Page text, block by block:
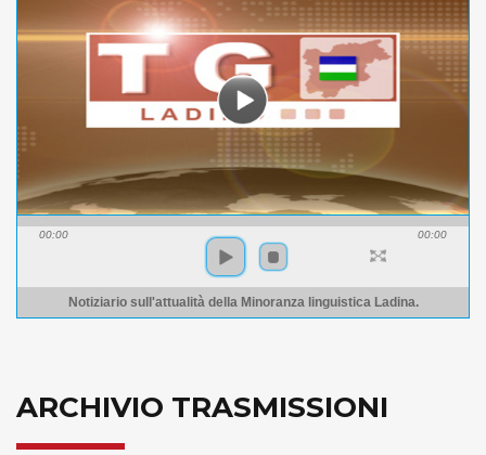
00:00 00:00
Notiziario sull'attualità della Minoranza linguistica Ladina.
ARCHIVIO TRASMISSIONI